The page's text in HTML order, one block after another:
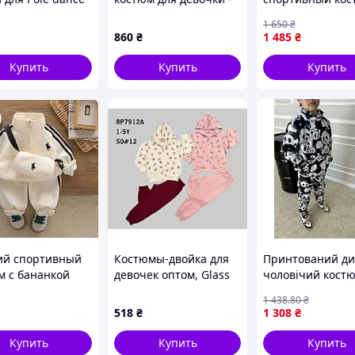
Купить
860 ₴
Купить
1 485 ₴
1 650₴
Купить
спортивный
с бананкой
Купить
Костюмы-двойка для
девочек оптом, Glass
арт. 8p7912
518 ₴
Купить
Принтований
чоловічий
1 308 ₴
1 438.80₴
Купить